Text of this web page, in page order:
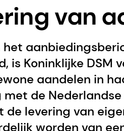
van
is Koninklijke
aandelen in
de
de levering van
worden van